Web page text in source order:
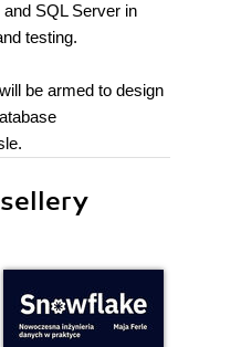
SQL Server in
testing.
be armed to design